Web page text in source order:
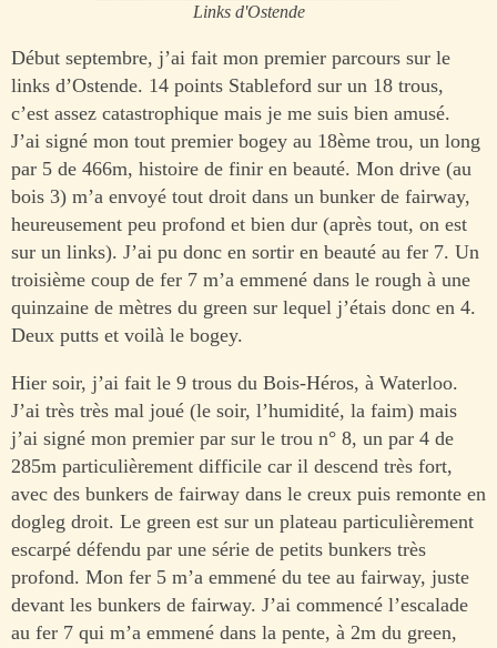
Links d'Ostende
Début septembre, j’ai fait mon premier parcours sur le
links d’Ostende. 14 points Stableford sur un 18 trous,
c’est assez catastrophique mais je me suis bien amusé.
J’ai signé mon tout premier bogey au 18ème trou, un long
par 5 de 466m, histoire de finir en beauté. Mon drive (au
bois 3) m’a envoyé tout droit dans un bunker de fairway,
heureusement peu profond et bien dur (après tout, on est
sur un links). J’ai pu donc en sortir en beauté au fer 7. Un
troisième coup de fer 7 m’a emmené dans le rough à une
quinzaine de mètres du green sur lequel j’étais donc en 4.
Deux putts et voilà le bogey.
Hier soir, j’ai fait le 9 trous du Bois-Héros, à Waterloo.
J’ai très très mal joué (le soir, l’humidité, la faim) mais
j’ai signé mon premier par sur le trou n° 8, un par 4 de
285m particulièrement difficile car il descend très fort,
avec des bunkers de fairway dans le creux puis remonte en
dogleg droit. Le green est sur un plateau particulièrement
escarpé défendu par une série de petits bunkers très
profond. Mon fer 5 m’a emmené du tee au fairway, juste
devant les bunkers de fairway. J’ai commencé l’escalade
au fer 7 qui m’a emmené dans la pente, à 2m du green,